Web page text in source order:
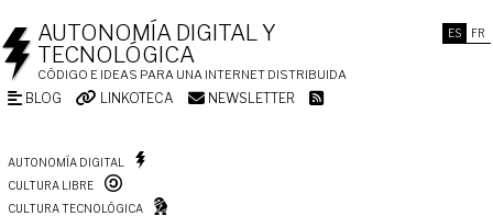
ES FR
AUTONOMÍA DIGITAL Y
TECNOLÓGICA
CÓDIGO E IDEAS PARA UNA INTERNET DISTRIBUIDA
BLOG LINKOTECA NEWSLETTER
AUTONOMÍA DIGITAL
CULTURA LIBRE
CULTURA TECNOLÓGICA